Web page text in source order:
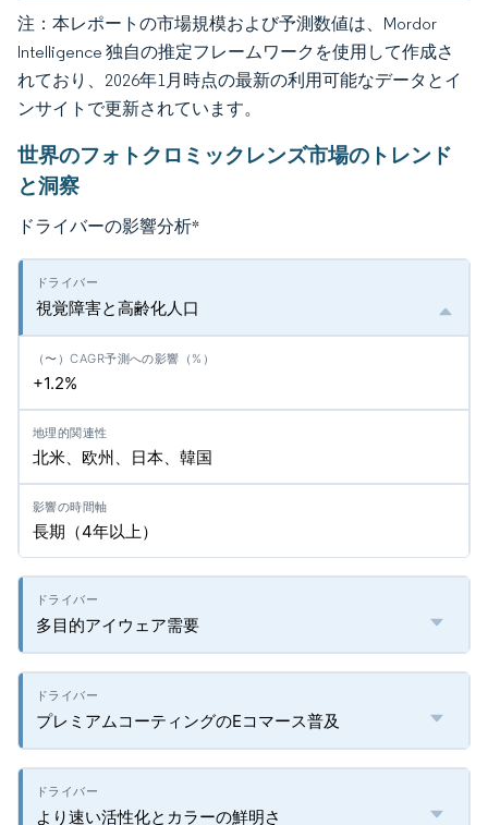
注：本レポートの市場規模および予測数値は、Mordor
Intelligence 独自の推定フレームワークを使用して作成さ
れており、2026年1月時点の最新の利用可能なデータとイ
ンサイトで更新されています。
世界のフォトクロミックレンズ市場のトレンド
と洞察
ドライバーの影響分析*
視覚障害と高齢化人口
+1.2%
北米、欧州、日本、韓国
長期（4年以上）
多目的アイウェア需要
プレミアムコーティングのEコマース普及
より速い活性化とカラーの鮮明さ